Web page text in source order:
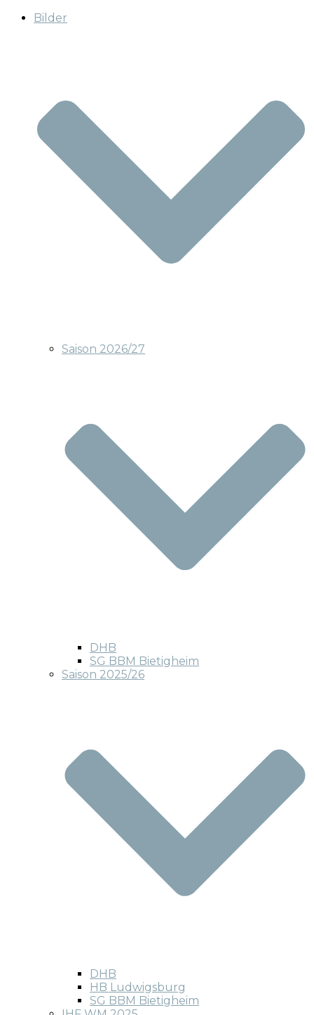
Bilder
Saison 2026/27
DHB
SG BBM Bietigheim
Saison 2025/26
DHB
HB Ludwigsburg
SG BBM Bietigheim